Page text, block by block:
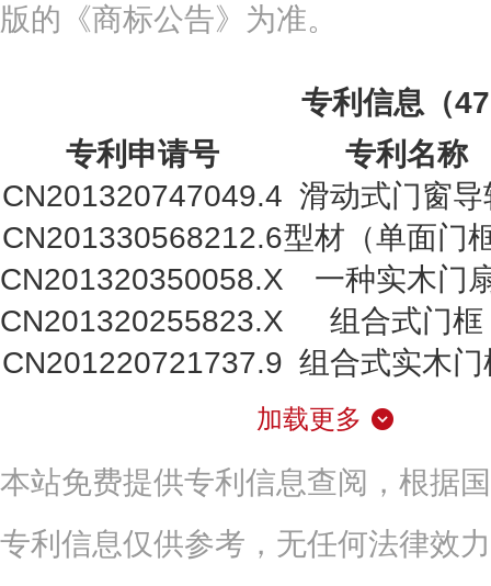
版的《商标公告》为准。
专利信息（
专利申请号
专利名称
CN201320747049.4 滑动式门窗导
CN201330568212.6型材（单面门
CN201320350058.X
一种实木门
CN201320255823.X
组合式门框
CN201220721737.9 组合式实木门
加载更多
本站免费提供专利信息查阅，根据
专利信息仅供参考，无任何法律效